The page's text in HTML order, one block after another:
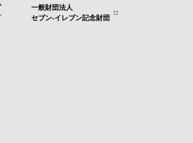
一般財団法人
セブン-イレブン記念財団